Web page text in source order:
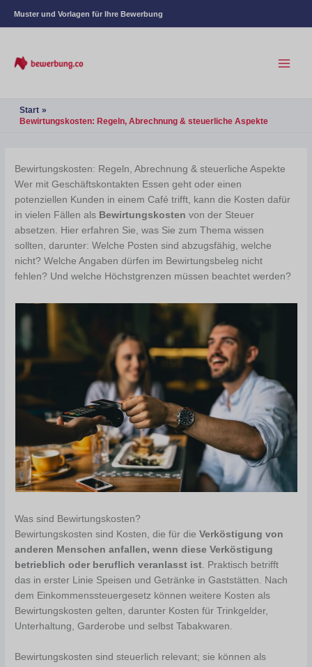
Muster und Vorlagen für Ihre Bewerbung
Start
Bewirtungskosten: Regeln, Abrechnung & steuerliche Aspekte
Bewirtungskosten: Regeln, Abrechnung & steuerliche Aspekte
Wer mit Geschäftskontakten Essen geht oder einen
potenziellen Kunden in einem Café trifft, kann die Kosten dafür
in vielen Fällen als Bewirtungskosten von der Steuer
absetzen. Hier erfahren Sie, was Sie zum Thema wissen
sollten, darunter: Welche Posten sind abzugsfähig, welche
nicht? Welche Angaben dürfen im Bewirtungsbeleg nicht
fehlen? Und welche Höchstgrenzen müssen beachtet werden?
Was sind Bewirtungskosten?
Bewirtungskosten sind Kosten, die für dieVerköstigung von
anderen Menschen anfallen, wenn diese Verköstigung
betrieblich oder beruflich veranlasst ist . Praktisch betrifft
das in erster Linie Speisen und Getränke in Gaststätten. Nach
dem Einkommenssteuergesetz können weitere Kosten als
Bewirtungskosten gelten, darunter Kosten für Trinkgelder,
Unterhaltung, Garderobe und selbst Tabakwaren.
Bewirtungskosten sind steuerlich relevant; sie können als